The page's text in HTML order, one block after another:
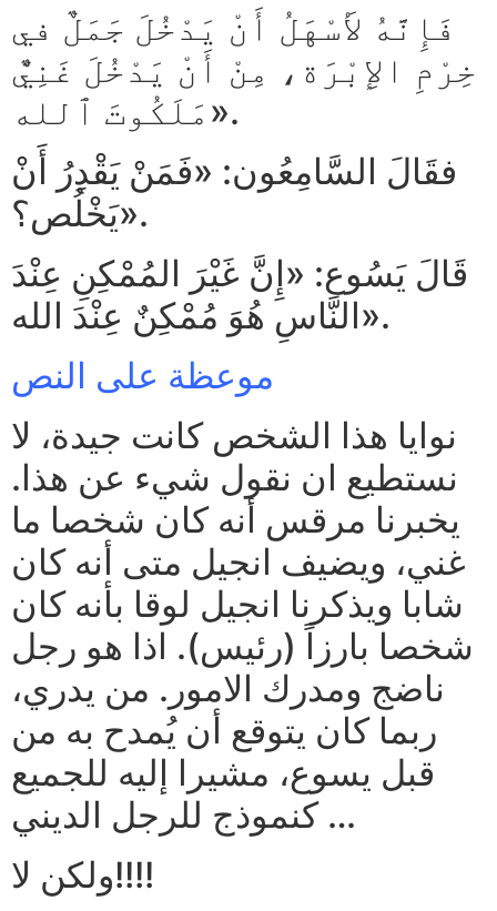
فَإِنَّهُ لأَسْهَلُ أَنْ يَدْخُلَ جَمَلٌ في
خِرْمِ الإِبْرَة، مِنْ أَنْ يَدْخُلَ غَنِيٌّ
مَلَكُوتَ ٱلله».
فقَالَ السَّامِعُون: «فَمَنْ يَقْدِرُ أَنْ
يَخْلُص؟».
قَالَ يَسُوع: «إِنَّ غَيْرَ المُمْكِنِ عِنْدَ
النَّاسِ هُوَ مُمْكِنٌ عِنْدَ الله».
موعظة على النص
نوايا هذا الشخص كانت جيدة، لا
نستطيع ان نقول شيء عن هذا.
يخبرنا مرقس أنه كان شخصا ما
غني، ويضيف انجيل متى أنه كان
شابا ويذكرنا انجيل لوقا بأنه كان
شخصا بارزاً (رئيس). اذا هو رجل
ناضج ومدرك الامور. من يدري،
ربما كان يتوقع أن يُمدح به من
قبل يسوع، مشيرا إليه للجميع
كنموذج للرجل الديني …
ولكن لا!!!!